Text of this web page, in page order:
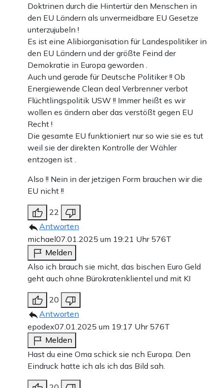
Doktrinen durch die Hintertür den Menschen in
den EU Ländern als unvermeidbare EU Gesetze
unterzujubeln !
Es ist eine Alibiorganisation für Landespolitiker in
den EU Ländern und der größte Feind der
Demokratie in Europa geworden .
Auch und gerade für Deutsche Politiker !! Ob
Energiewende Clean deal Verbrenner verbot
Flüchtlingspolitik USW !! Immer heißt es wir
wollen es ändern aber das verstößt gegen EU
Recht !
Die gesamte EU funktioniert nur so wie sie es tut
weil sie der direkten Kontrolle der Wähler
entzogen ist .
Also !! Nein in der jetzigen Form brauchen wir die
EU nicht !!
22
Antworten
michael07.01.2025 um 19:21 Uhr 576T
Melden
Also ich brauch sie micht, das bischen Euro Geld
geht auch ohne Bürokratenklientel und mit KI
20
Antworten
epodex07.01.2025 um 19:17 Uhr 576T
Melden
Hast du eine Oma schick sie nch Europa. Den
Eindruck hatte ich als ich das Bild sah.